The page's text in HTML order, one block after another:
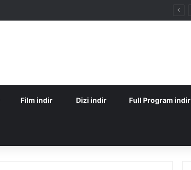
Film indir Dizi indir Full Program indir